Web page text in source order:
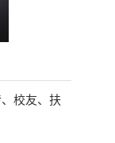
校友、扶